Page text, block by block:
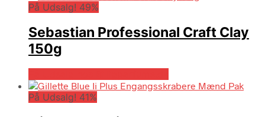
På Udsalg! 49%
Sebastian Professional Craft Clay
150g
På Udsalg! 41%